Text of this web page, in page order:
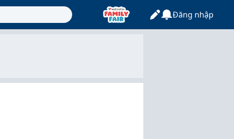
Đăng nhập